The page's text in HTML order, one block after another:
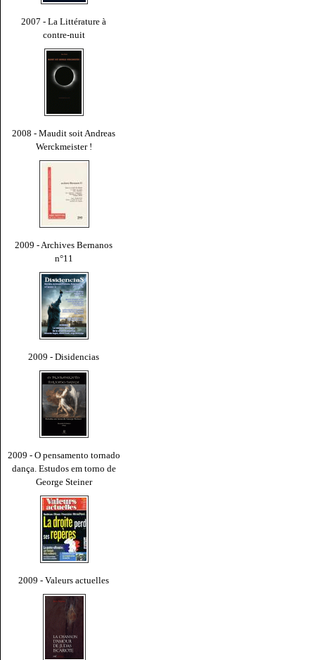
2007 - La Littérature à
contre-nuit
2008 - Maudit soit Andreas
Werckmeister !
2009 - Archives Bernanos
n°11
2009 - Disidencias
2009 - O pensamento tornado
dança. Estudos em torno de
George Steiner
2009 - Valeurs actuelles